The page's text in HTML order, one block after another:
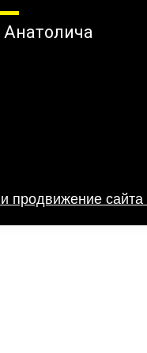
Анатолича
продвижение